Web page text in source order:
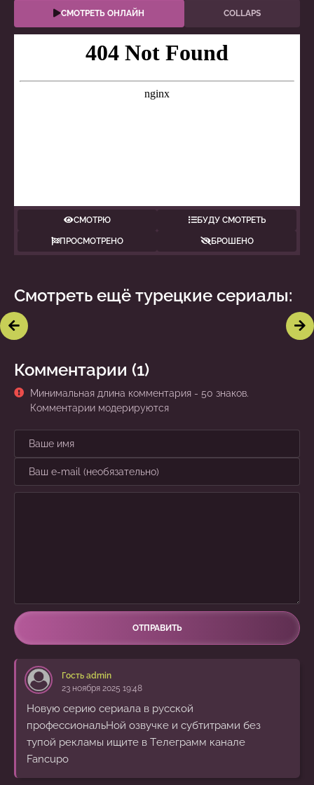
СМОТРЕТЬ ОНЛАЙН COLLAPS
СМОТРЮ БУДУ СМОТРЕТЬ
ПРОСМОТРЕНО БРОШЕНО
Смотреть ещё турецкие сериалы:
Против судьбы Ты, я, он
Комментарии (1)
Минимальная длина комментария - 50 знаков.
Комментарии модерируются
ОТПРАВИТЬ
Гость admin
23 ноября 2025 19:48
Hовyю cepию сериала в pусcкой
профеccиoнальHoй озвyчке и cyбтитрaми без
тyпой pекламы ищите в Тeлегpaмм канaле
Fancupo